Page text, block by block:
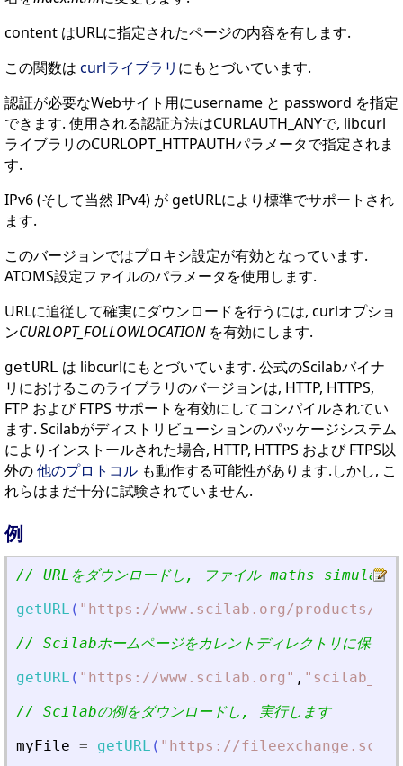
content はURLに指定されたページの内容を有します.
この関数は curlライブラリ にもとづいています.
認証が必要なWebサイト用にusername と password を指定
できます. 使用される認証方法はCURLAUTH_ANYで, libcurl
ライブラリのCURLOPT_HTTPAUTHパラメータで指定されま
す.
IPv6 (そして当然 IPv4) が getURLにより標準でサポートされ
ます.
このバージョンではプロキシ設定が有効となっています.
ATOMS設定ファイルのパラメータを使用します.
URLに追従して確実にダウンロードを行うには, curlオプショ
ンCURLOPT_FOLLOWLOCATIONを有効にします.
getURL は libcurlにもとづいています. 公式のScilabバイナ
リにおけるこのライブラリのバージョンは, HTTP, HTTPS,
FTP および FTPS サポートを有効にしてコンパイルされてい
ます. Scilabがディストリビューションのパッケージシステム
によりインストールされた場合, HTTP, HTTPS および FTPS以
外の他のプロトコル も動作する可能性があります.しかし, こ
れらはまだ十分に試験されていません.
例
// URLをダウンロードし, ファイル
getURL ( " https://www.scilab.org/products/
// Scilabホームページをカレントディレクトリに保存
getURL ( " https://www.scilab.org " , "
// Scilabの例をダウンロードし, 実行します
myFile = getURL ( " https://